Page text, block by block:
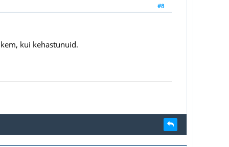
#8
kui kehastunuid.